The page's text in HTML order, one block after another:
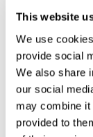
This website
We use
provide social
We also share
our social
may combine it
provided to